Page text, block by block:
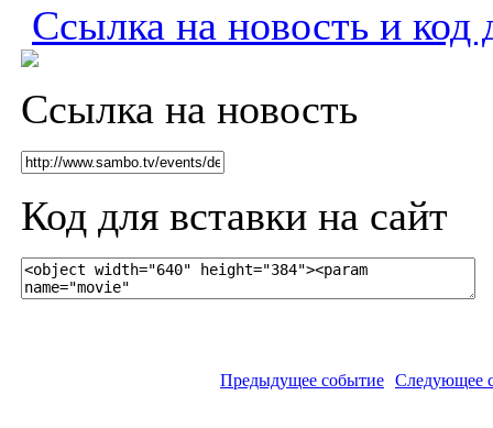
Ссылка на новость и код
Ссылка на новость
Код для вставки на сайт
Предыдущее событие Следующее